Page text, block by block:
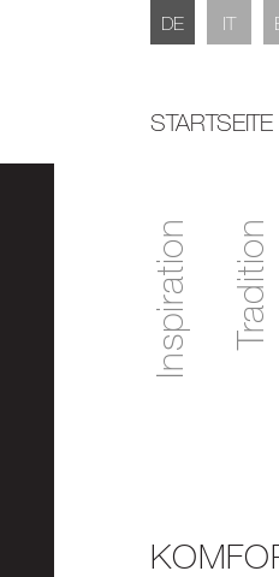
DE IT
STARTSEITE
Inspiration Tradition